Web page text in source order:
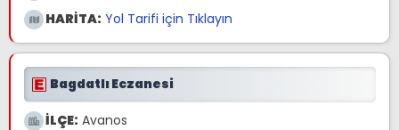
HARİTA: Yol Tarifi için Tıklayın
Bagdatlı Eczanesi
İLÇE: Avanos